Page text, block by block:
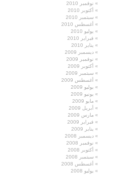
نوفمبر 2010
أكتوبر 2010
سبتمبر 2010
أغسطس 2010
يوليو 2010
فبراير 2010
يناير 2010
ديسمبر 2009
نوفمبر 2009
أكتوبر 2009
سبتمبر 2009
أغسطس 2009
يوليو 2009
يونيو 2009
مايو 2009
أبريل 2009
مارس 2009
فبراير 2009
يناير 2009
ديسمبر 2008
نوفمبر 2008
أكتوبر 2008
سبتمبر 2008
أغسطس 2008
يوليو 2008